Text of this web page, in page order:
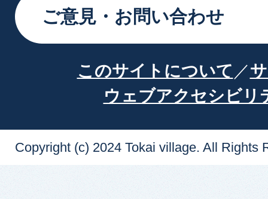
ご意見・お問い合わせ
このサイトについて
ウェブアクセシビリ
Copyright (c) 2024 Tokai village. All Rights